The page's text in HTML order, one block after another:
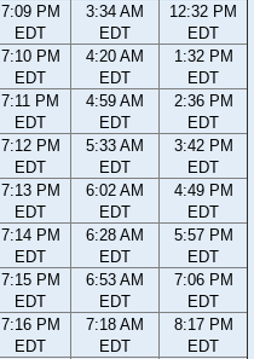
7:09 PM
EDT
3:34 AM
EDT
12:32 PM
EDT
7:10 PM
EDT
4:20 AM
EDT
1:32 PM
EDT
7:11 PM
EDT
4:59 AM
EDT
2:36 PM
EDT
7:12 PM
EDT
5:33 AM
EDT
3:42 PM
EDT
7:13 PM
EDT
6:02 AM
EDT
4:49 PM
EDT
7:14 PM
EDT
6:28 AM
EDT
5:57 PM
EDT
7:15 PM
EDT
6:53 AM
EDT
7:06 PM
EDT
7:16 PM
EDT
7:18 AM
EDT
8:17 PM
EDT